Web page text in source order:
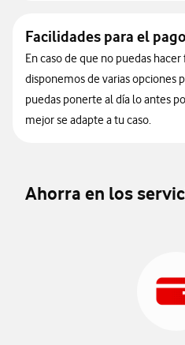
Facilidades para el
En caso de que no puedas
disponemos de varias opciones
puedas ponerte al día lo antes
mejor se adapte a tu caso.
Ahorra en los